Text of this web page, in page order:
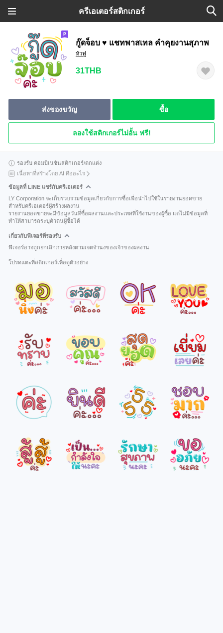
ครีเอเตอร์สติกเกอร์
กู๊ดจ็อบ ♥️ แชทพาสเทล คำคุยงานสุภาพ
หัวฟู
31THB
ส่งของขวัญ ซื้อ
ลองใช้สติกเกอร์ไม่อั้น ฟรี!
รองรับ คอมบิเนชันสติกเกอร์/ตกแต่ง
เนื้อหาที่สร้างโดย AI คืออะไร
ข้อมูลที่ LINE แชร์กับครีเอเตอร์
LY Corporation จะเก็บรวบรวมข้อมูลเกี่ยวกับการซื้อเพื่อนำไปใช้ในรายงานยอดขาย
สำหรับครีเอเตอร์ผู้สร้างผลงาน
รายงานยอดขายจะมีข้อมูลวันที่ซื้อผลงานและประเทศที่ใช้งานของผู้ซื้อ แต่ไม่มีข้อมูลที่
ทำให้สามารถระบุตัวตนผู้ซื้อได้
เกี่ยวกับฟีเจอร์ที่รองรับ
ฟีเจอร์อาจถูกยกเลิกภายหลังตามเจตจำนงของเจ้าของผลงาน
โปรดแตะที่สติกเกอร์เพื่อดูตัวอย่าง